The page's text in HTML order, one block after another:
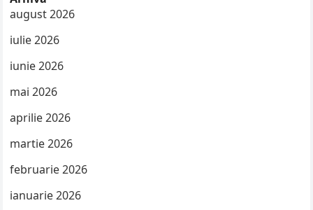
august 2026
iulie 2026
iunie 2026
mai 2026
aprilie 2026
martie 2026
februarie 2026
ianuarie 2026